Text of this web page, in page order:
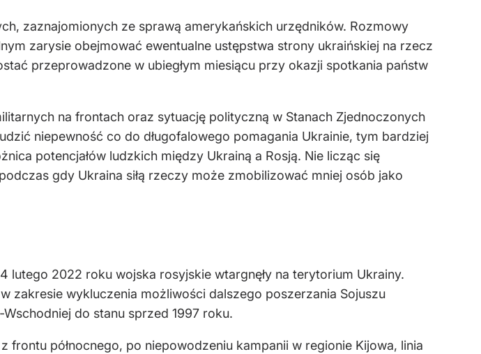
zaznajomionych ze sprawą amerykańskich urzędników. Rozmowy
zarysie obejmować ewentualne ustępstwa strony ukraińskiej na rzecz
przeprowadzone w ubiegłym miesiącu przy okazji spotkania państw
na frontach oraz sytuację polityczną w Stanach Zjednoczonych
niepewność co do długofalowego pomagania Ukrainie, tym bardziej
potencjałów ludzkich między Ukrainą a Rosją. Nie licząc się
gdy Ukraina siłą rzeczy może zmobilizować mniej osób jako
2022 roku wojska rosyjskie wtargnęły na terytorium Ukrainy.
zakresie wykluczenia możliwości dalszego poszerzania Sojuszu
do stanu sprzed 1997 roku.
północnego, po niepowodzeniu kampanii w regionie Kijowa, linia